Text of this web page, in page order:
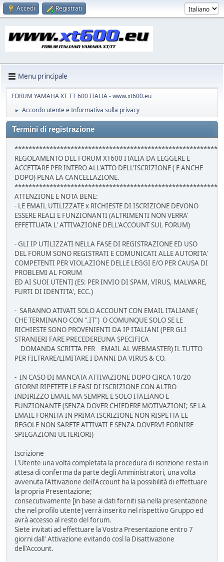
Accedi Registrati
Menu principale
FORUM YAMAHA XT TT 600 ITALIA - www.xt600.eu
► Accordo utente e Informativa sulla privacy
Termini di registrazione
REGOLAMENTO DEL FORUM XT600 ITALIA DA LEGGERE E
ACCETTARE PER INTERO ALL'ATTO DELL'ISCRIZIONE ( E ANCHE
DOPO) PENA LA CANCELLAZIONE.
ATTENZIONE E NOTA BENE:
- LE EMAIL UTILIZZATE x RICHIESTE DI ISCRIZIONE DEVONO
ESSERE REALI E FUNZIONANTI (ALTRIMENTI NON VERRA'
EFFETTUATA L' ATTIVAZIONE DELL'ACCOUNT SUL FORUM)
- GLI IP UTILIZZATI NELLA FASE DI REGISTRAZIONE ED USO
DEL FORUM SONO REGISTRATI E COMUNICATI ALLE AUTORITA'
COMPETENTI PER VIOLAZIONE DELLE LEGGI E/O PER CAUSA DI
PROBLEMI AL FORUM
ED AI SUOI UTENTI (ES: PER INVIO DI SPAM, VIRUS, MALWARE,
FURTI DI IDENTITA', ECC.)
- SARANNO ATIVATI SOLO ACCOUNT CON EMAIL ITALIANE (
CHE TERMINANO CON ".IT") O COMUNQUE SOLO SE LE
RICHIESTE SONO PROVENIENTI DA IP ITALIANI (PER GLI
STRANIERI FARE PRECEDEREUNA SPECIFICA
DOMANDA SCRITTA PER EMAIL AL WEBMASTER) IL TUTTO
PER FILTRARE/LIMITARE I DANNI DA VIRUS & CO.
- IN CASO DI MANCATA ATTIVAZIONE DOPO CIRCA 10/20
GIORNI RIPETETE LE FASI DI ISCRIZIONE CON ALTRO
INDIRIZZO EMAIL MA SEMPRE E SOLO ITALIANO E
FUNZIONANTE (SENZA DOVER CHIEDERE MOTIVAZIONI; SE LA
EMAIL FORNITA IN PRIMA ISCRIZIONE NON RISPETTA LE
REGOLE NON SARETE ATTIVATI E SENZA DOVERVI FORNIRE
SPIEGAZIONI ULTERIORI)
Iscrizione
L'Utente una volta completata la procedura di iscrizione resta in
attesa di conferma da parte degli Amministratori, una volta
avvenuta l'Attivazione dell'Account ha la possibilità di effettuare
la propria Presentazione;
consecutivamente [in base ai dati forniti sia nella presentazione
che nel profilo utente] verrà inserito nel rispettivo Gruppo ed
avrà accesso al resto del forum.
Siete invitati ad effettuare la Vostra Presentazione entro 7
giorni dall' Attivazione evitando così la Disattivazione
dell'Account.